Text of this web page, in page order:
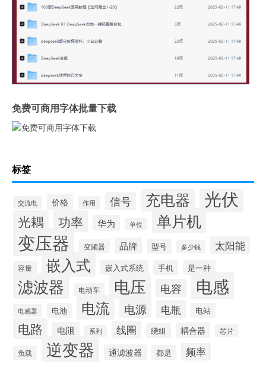
免费可商用字体批量下载
标签
交流电 价格 作用 信号 充电器 光伏
光耦 功率 华为 单位 单片机
变压器 变频器 品牌 型号 多少钱 太阳能
容量 嵌入式 嵌入式系统 手机 是一种
滤波器 电动车 电压 电容 电感
电感器 电池 电流 电源 电瓶 电站
电路 电阻 系列 线圈 绕组 耦合器 芯片
负载 逆变器 通滤波器 都是 频率